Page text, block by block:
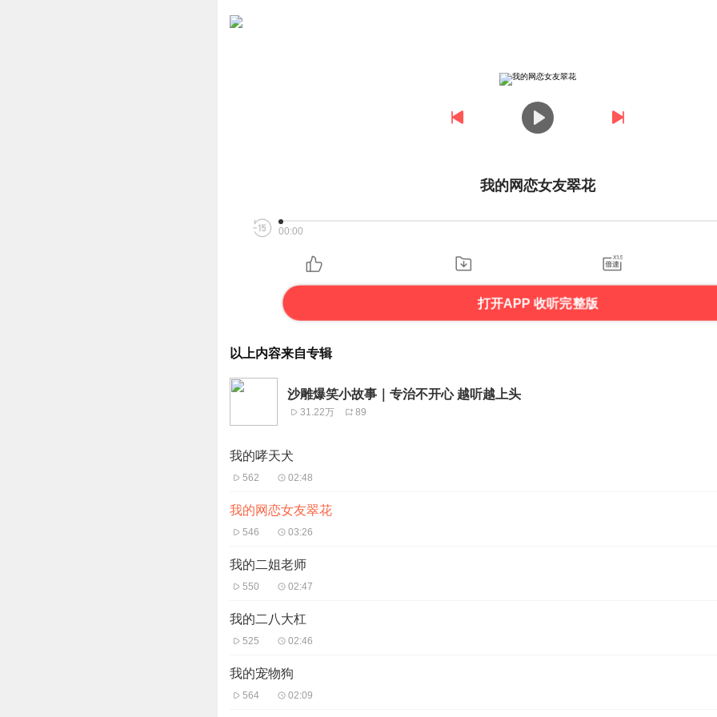
我的网恋女友翠花
00:00
打开APP 收听完整版
以上内容来自专辑
沙雕爆笑小故事｜专治不开心 越听越上头
31.22万 89
我的哮天犬
562 02:48
我的网恋女友翠花
546 03:26
我的二姐老师
550 02:47
我的二八大杠
525 02:46
我的宠物狗
564 02:09